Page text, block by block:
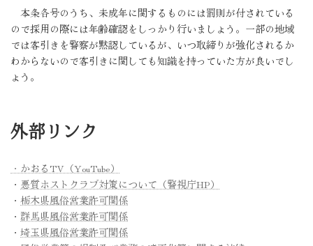
本条各号のうち、未成年に関するものには罰則が付されている
ので採用の際には年齢確認をしっかり行いましょう。一部の地域
では客引きを警察が黙認しているが、いつ取締りが強化されるか
わからないので客引きに関しても知識を持っていた方が良いでし
ょう。
外部リンク
・かおるTV（YouTube）
・ 悪質ホストクラブ対策について（警視庁HP）
・ 栃木県風俗営業許可関係
・ 群馬県風俗営業許可関係
・ 埼玉県風俗営業許可関係